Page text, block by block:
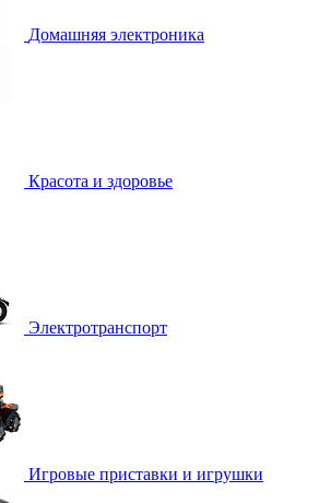
Домашняя электроника
Красота и здоровье
Электротранспорт
Игровые приставки и игрушки